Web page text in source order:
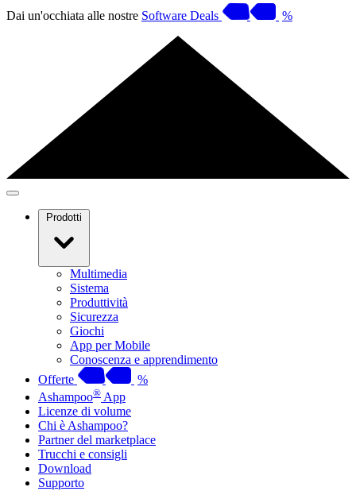
Dai un'occhiata alle nostre Software Deals %
Prodotti
Multimedia
Sistema
Produttività
Sicurezza
Giochi
App per Mobile
Conoscenza e apprendimento
Offerte
%
Ashampoo® App
Licenze di volume
Chi è Ashampoo?
Partner del marketplace
Trucchi e consigli
Download
Supporto